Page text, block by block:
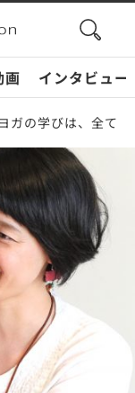
search
画 インタビュー
ガの学びは、全て